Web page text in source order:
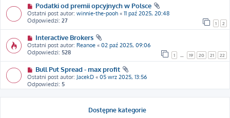
Podatki od premii opcyjnych w Polsce
Ostatni post autor: winnie-the-pooh « 11 paź 2025, 20:48
Odpowiedzi: 27 1 2
Interactive Brokers
Ostatni post autor: Reanoe « 02 paź 2025, 09:06
Odpowiedzi: 528 1 19 20 21 22
Bull Put Spread - max profit
Ostatni post autor: JacekD « 05 wrz 2025, 13:56
Odpowiedzi: 5
Dostępne kategorie